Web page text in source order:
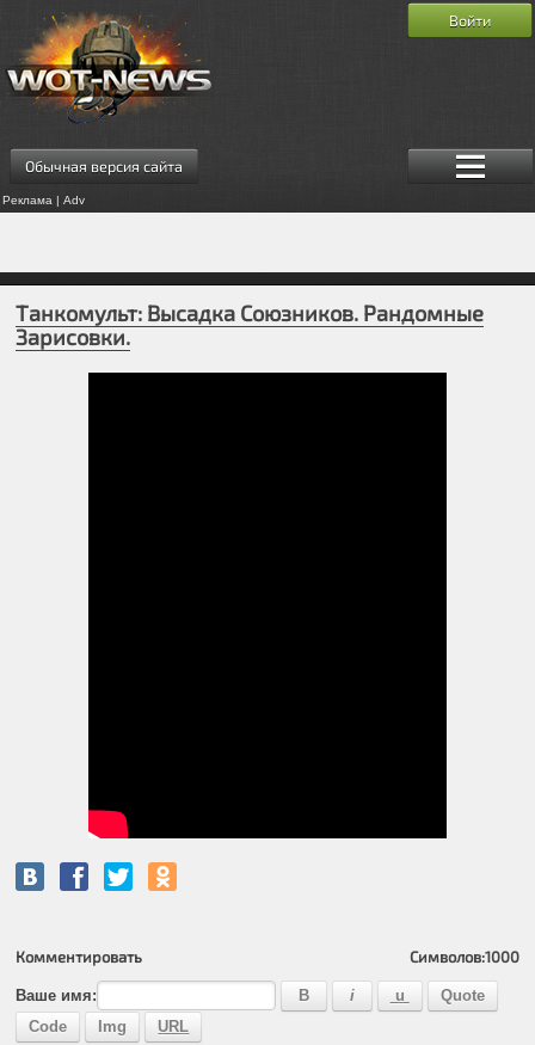
Обычная версия сайта
Реклама | Adv
Войти
Танкомульт: Высадка Союзников. Рандомные
Зарисовки.
Комментировать Символов:1000
Ваше имя: